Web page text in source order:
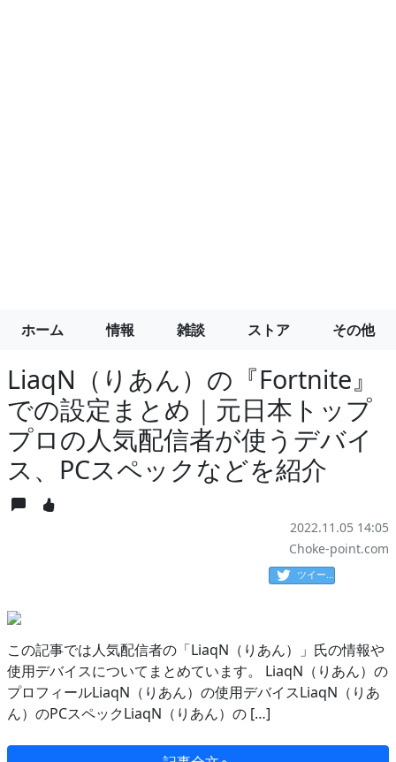
ホーム 情報 雑談 ストア その他
LiaqN（りあん）の『Fortnite』
での設定まとめ｜元日本トップ
プロの人気配信者が使うデバイ
ス、PCスペックなどを紹介
2022.11.05 14:05
Choke-point.com
ツイート
この記事では人気配信者の「LiaqN（りあん）」氏の情報や
使用デバイスについてまとめています。 LiaqN（りあん）の
プロフィールLiaqN（りあん）の使用デバイスLiaqN（りあ
ん）のPCスペックLiaqN（りあん）の […]